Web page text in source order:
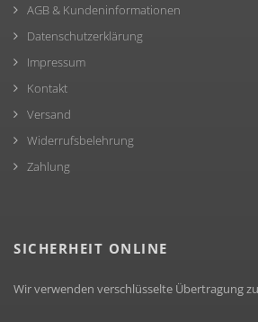
AGB & Kundeninformationen
Datenschutzerklärung
Impressum
Kontakt
Versand
Widerrufsbelehrung
Zahlung
SICHERHEIT ONLINE
Wir verwenden verschlüsselte Übertragung